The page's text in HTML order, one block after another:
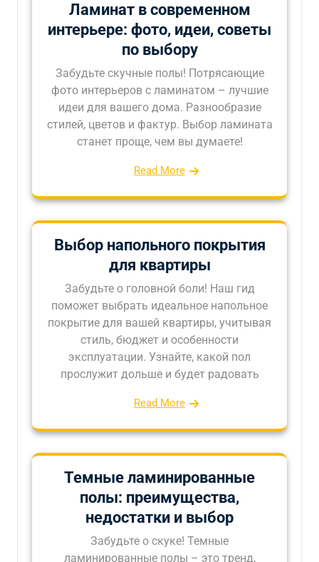
Ламинат в современном
интерьере: фото, идеи, советы
по выбору
Забудьте скучные полы! Потрясающие
фото интерьеров с ламинатом – лучшие
идеи для вашего дома. Разнообразие
стилей, цветов и фактур. Выбор ламината
станет проще, чем вы думаете!
Read More
Выбор напольного покрытия
для квартиры
Забудьте о головной боли! Наш гид
поможет выбрать идеальное напольное
покрытие для вашей квартиры, учитывая
стиль, бюджет и особенности
эксплуатации. Узнайте, какой пол
прослужит дольше и будет радовать
Read More
Темные ламинированные
полы: преимущества,
недостатки и выбор
Забудьте о скуке! Темные
ламинированные полы – это тренд,